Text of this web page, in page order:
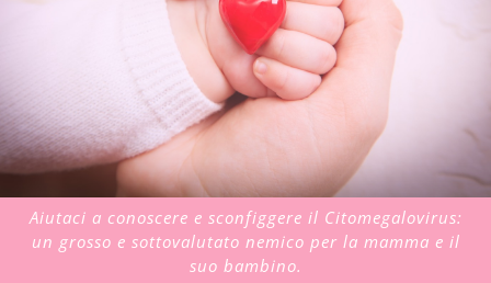
Aiutaci a conoscere e sconfiggere il Citomegalovirus:
un grosso e sottovalutato nemico per la mamma e il
suo bambino.